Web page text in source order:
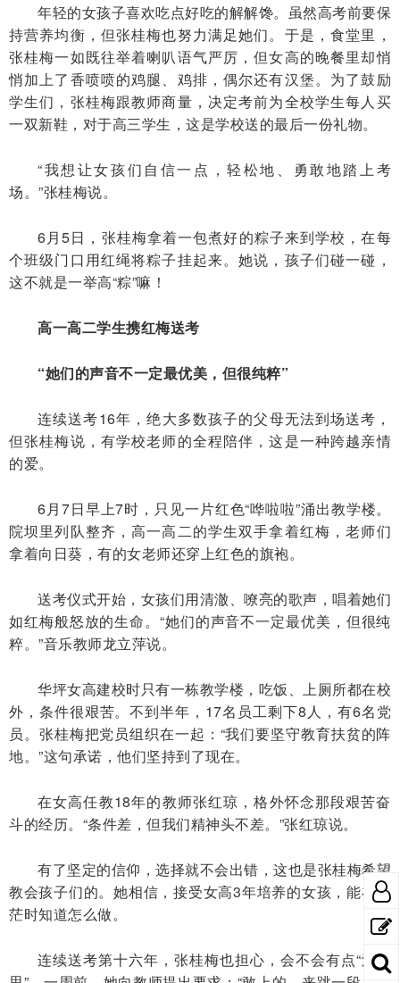
年轻的女孩子喜欢吃点好吃的解解馋。虽然高考前要保
持营养均衡，但张桂梅也努力满足她们。于是，食堂里，
张桂梅一如既往举着喇叭语气严厉，但女高的晚餐里却悄
悄加上了香喷喷的鸡腿、鸡排，偶尔还有汉堡。为了鼓励
学生们，张桂梅跟教师商量，决定考前为全校学生每人买
一双新鞋，对于高三学生，这是学校送的最后一份礼物。
“我想让女孩们自信一点，轻松地、勇敢地踏上考
场。”张桂梅说。
6月5日，张桂梅拿着一包煮好的粽子来到学校，在每
个班级门口用红绳将粽子挂起来。她说，孩子们碰一碰，
这不就是一举高“粽”嘛！
高一高二学生携红梅送考
“她们的声音不一定最优美，但很纯粹”
连续送考16年，绝大多数孩子的父母无法到场送考，
但张桂梅说，有学校老师的全程陪伴，这是一种跨越亲情
的爱。
6月7日早上7时，只见一片红色“哗啦啦”涌出教学楼。
院坝里列队整齐，高一高二的学生双手拿着红梅，老师们
拿着向日葵，有的女老师还穿上红色的旗袍。
送考仪式开始，女孩们用清澈、嘹亮的歌声，唱着她们
如红梅般怒放的生命。“她们的声音不一定最优美，但很纯
粹。”音乐教师龙立萍说。
华坪女高建校时只有一栋教学楼，吃饭、上厕所都在校
外，条件很艰苦。不到半年，17名员工剩下8人，有6名党
员。张桂梅把党员组织在一起：“我们要坚守教育扶贫的阵
地。”这句承诺，他们坚持到了现在。
在女高任教18年的教师张红琼，格外怀念那段艰苦奋
斗的经历。“条件差，但我们精神头不差。”张红琼说。
有了坚定的信仰，选择就不会出错，这也是张桂梅希望
教会孩子们的。她相信，接受女高3年培养的女孩，能在迷
茫时知道怎么做。
连续送考第十六年，张桂梅也担心，会不会有点“没意